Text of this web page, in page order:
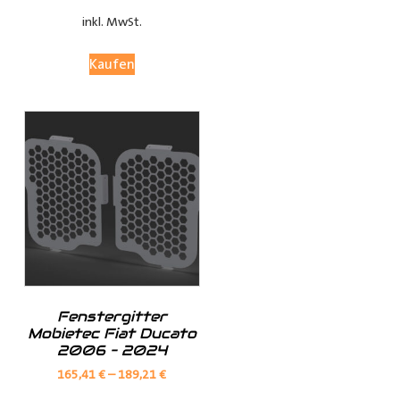
(je nach Fahrzeugmodell, sind nur die jeweils möglichen
Fensterteile:
Ø Fensterloser Laderaum = Im Laderaum sind keine
Fenster vorhanden
Ø Fenster im Laderaum = Es sind Fenster in der
Schiebtür(en) und in der Heckklappe / Hecktüren, diese
Verkleidungsteile werden dann nicht mitgeliefert
inkl. MwSt.
Kaufen
Fenstergitter
Mobietec Fiat Ducato
2006 – 2024
165,41€–189,21€